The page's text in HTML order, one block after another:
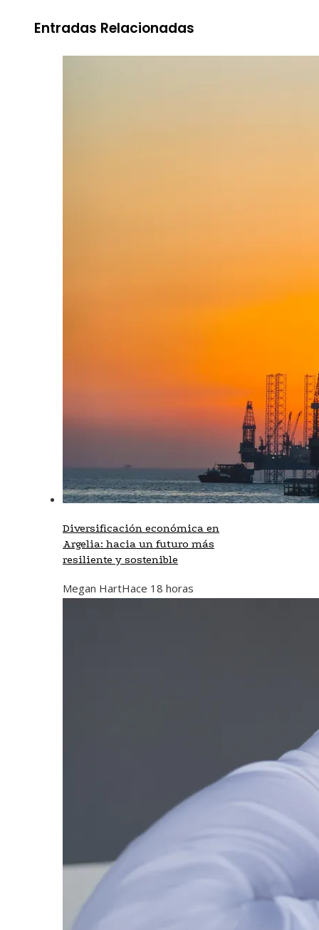
Entradas Relacionadas
Diversificación económica en
Argelia: hacia un futuro más
resiliente y sostenible
Megan HartHace 18 horas